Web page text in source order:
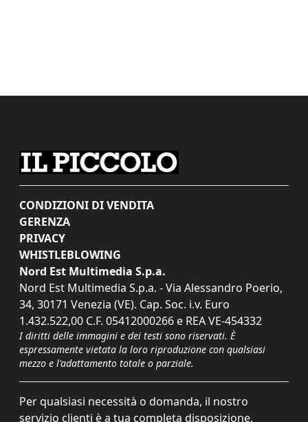
CONDIZIONI DI VENDITA
GERENZA
PRIVACY
WHISTLEBLOWING
Nord Est Multimedia S.p.a.
Nord Est Multimedia S.p.a. - Via Alessandro Poerio,
34, 30171 Venezia (VE). Cap. Soc. i.v. Euro
1.432.522,00 C.F. 05412000266 e REA VE-454332
I diritti delle immagini e dei testi sono riservati. È
espressamente vietata la loro riproduzione con qualsiasi
mezzo e l'adattamento totale o parziale.
Per qualsiasi necessità o domanda, il nostro
servizio clienti è a tua completa disposizione.